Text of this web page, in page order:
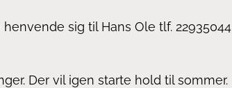
sig til Hans Ole tlf. 22935044
Der vil igen starte hold til sommer.